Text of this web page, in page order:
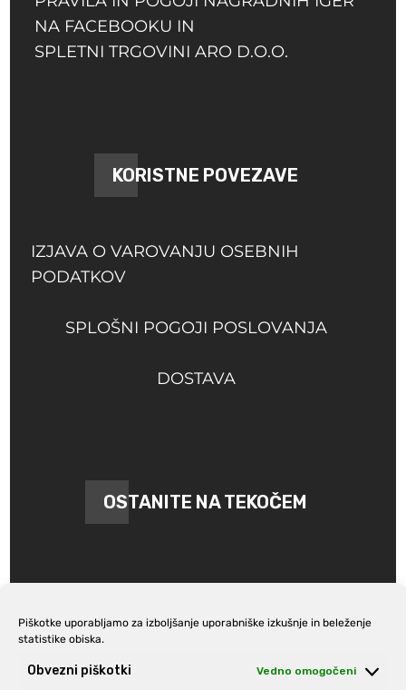
Piškotke uporabljamo za izboljšanje uporabniške izkušnje in beleženje
statistike obiska.
Obvezni piškotki Vedno omogočeni
NA FACEBOOKU IN
SPLETNI TRGOVINI ARO D.O.O.
KORISTNE POVEZAVE
IZJAVA O VAROVANJU OSEBNIH
PODATKOV
SPLOŠNI POGOJI POSLOVANJA
DOSTAVA
OSTANITE NA TEKOČEM